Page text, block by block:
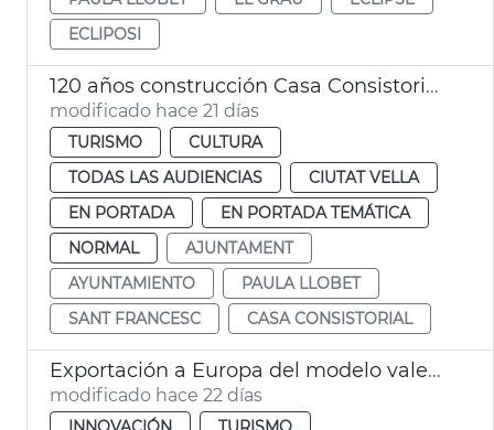
ECLIPOSI
120 años construcción Casa Consistorial València
modificado hace 21 días
TURISMO
CULTURA
TODAS LAS AUDIENCIAS
CIUTAT VELLA
EN PORTADA
EN PORTADA TEMÁTICA
NORMAL
AJUNTAMENT
AYUNTAMIENTO
PAULA LLOBET
SANT FRANCESC
CASA CONSISTORIAL
Exportación a Europa del modelo valenciano de turismo de congresos
modificado hace 22 días